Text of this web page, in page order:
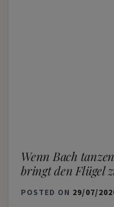
Wenn Bach
bringt den Flügel
POSTED ON 29/07/